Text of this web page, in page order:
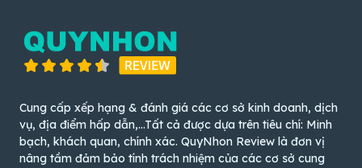
Cung cấp xếp hạng & đánh giá các cơ sở kinh doanh, dịch
vụ, địa điểm hấp dẫn,...Tất cả được dựa trên tiêu chí: Minh
bạch, khách quan, chính xác. QuyNhon Review là đơn vị
nâng tầm đảm bảo tính trách nhiệm của các cơ sở cung